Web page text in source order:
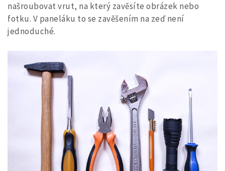
našroubovat vrut, na který zavěsíte obrázek nebo
fotku. V paneláku to se zavěšením na zeď není
jednoduché.